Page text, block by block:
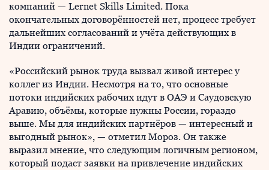
компаний — Lernet Skills Limited. Пока
окончательных договорённостей нет, процесс требует
дальнейших согласований и учёта действующих в
Индии ограничений.
«Российский рынок труда вызвал живой интерес у
коллег из Индии. Несмотря на то, что основные
потоки индийских рабочих идут в ОАЭ и Саудовскую
Аравию, объёмы, которые нужны России, гораздо
выше. Мы для индийских партнёров — интересный и
выгодный рынок», — отметил Мороз. Он также
выразил мнение, что следующим логичным регионом,
который подаст заявки на привлечение индийских